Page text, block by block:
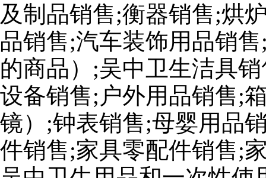
及制品销售;衡器销售;烘
品销售;汽车装饰用品销
的商品）;吴中卫生洁具
设备销售;户外用品销售;
镜）;钟表销售;母婴用品
件销售;家具零配件销售;